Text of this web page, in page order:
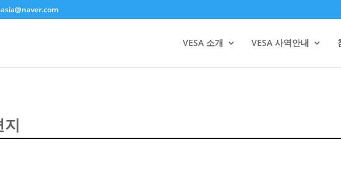
VESA 소개 VESA 사역안내